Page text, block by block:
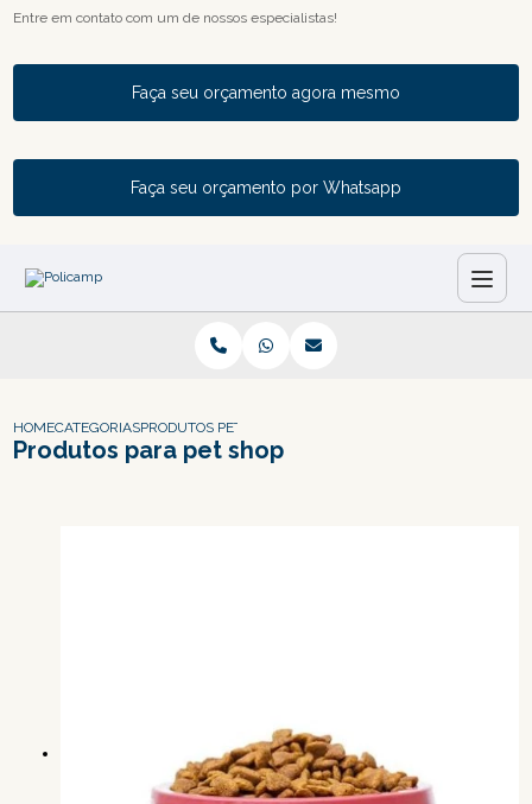
Entre em contato com um de nossos especialistas!
Faça seu orçamento agora mesmo
Faça seu orçamento por Whatsapp
HOMECATEGORIASPRODUTOS PET SHOP
Produtos para pet shop